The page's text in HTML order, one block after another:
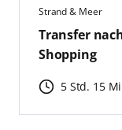
Strand & Meer
Transfer
Shopping
5 Std. 15